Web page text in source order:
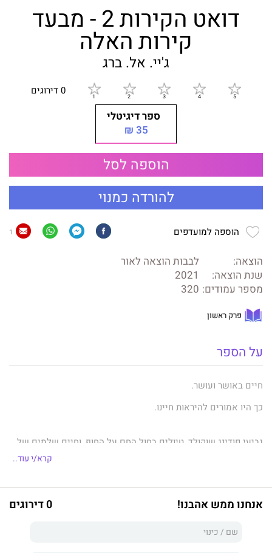
דואט הקירות 2 - מבעד
קירות האלה
ג'יי. אל. ברג
0 דירוגים
ספר דיגיטלי
35 ₪
הוספה לסל
להורדה כמנוי
הוספה למועדפים 1
הוצאה:
לבבות הוצאה לאור
שנת הוצאה:
2021
מספר עמודים: 320
פרק ראשון
על הספר
חיים באושר ועושר.
כך היו אמורים להיראות חיינו.
גביעי פודינג שוקולד, טיולים בחול החם על החוף, וחיים שלמים של
ראיתי את זה בחלומותיי, החזקתי את זה בידיי, אבל אז ראיתי את כל
חלומותינו ומשאלות ליבנו חומקים מבין אצבעותיי כמו חול.
חשבתי שהגרוע מכל מאחורינו, אבל מה אם פשוט דחינו את הבלתי
קרא/י עוד..
אנחנו ממש אהבנו! 0 דירוגים